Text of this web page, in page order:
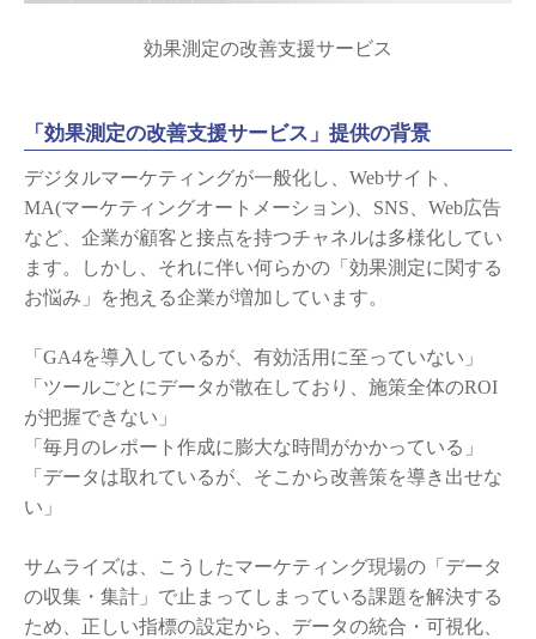
効果測定の改善支援サービス
「効果測定の改善支援サービス」提供の背景
デジタルマーケティングが一般化し、Webサイト、
MA(マーケティングオートメーション)、SNS、Web広告
など、企業が顧客と接点を持つチャネルは多様化してい
ます。しかし、それに伴い何らかの「効果測定に関する
お悩み」を抱える企業が増加しています。
「GA4を導入しているが、有効活用に至っていない」
「ツールごとにデータが散在しており、施策全体のROI
が把握できない」
「毎月のレポート作成に膨大な時間がかかっている」
「データは取れているが、そこから改善策を導き出せな
い」
サムライズは、こうしたマーケティング現場の「データ
の収集・集計」で止まってしまっている課題を解決する
ため、正しい指標の設定から、データの統合・可視化、